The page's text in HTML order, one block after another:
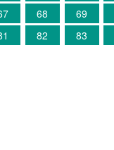
68 69
82 83